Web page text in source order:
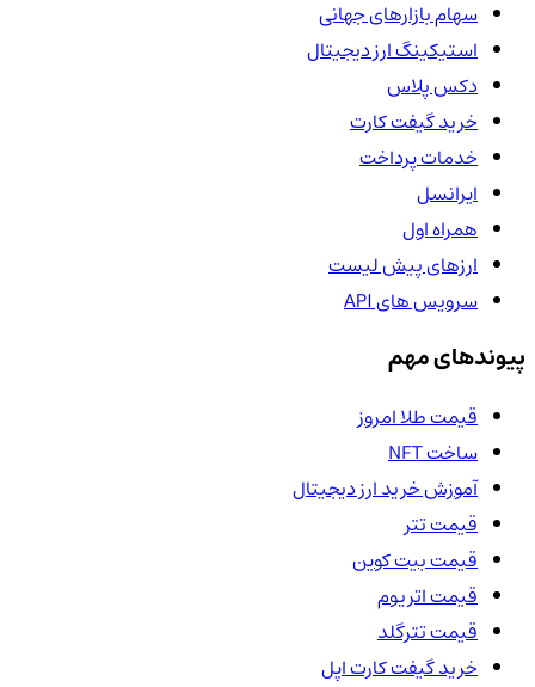
سهام بازارهای جهانی
استیکینگ ارز دیجیتال
دکس پلاس
خرید گیفت کارت
خدمات پرداخت
ایرانسل
همراه اول
ارزهای پیش لیست
سرویس های API
پیوندهای مهم
قیمت طلا امروز
ساخت NFT
آموزش خرید ارز دیجیتال
قیمت تتر
قیمت بیت کوین
قیمت اتریوم
قیمت تترگلد
خرید گیفت کارت اپل